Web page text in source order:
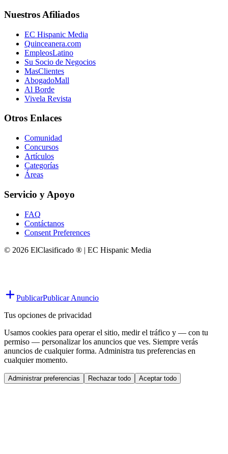
Nuestros Afiliados
EC Hispanic Media
Quinceanera.com
EmpleosLatino
Su Socio de Negocios
MasClientes
AbogadoMall
Al Borde
Vivela Revista
Otros Enlaces
Comunidad
Concursos
Artículos
Categorías
Áreas
Servicio y Apoyo
FAQ
Contáctanos
Consent Preferences
© 2026 ElClasificado ® | EC Hispanic Media
PublicarPublicar Anuncio
Tus opciones de privacidad
Usamos cookies para operar el sitio, medir el tráfico y — con tu
permiso — personalizar los anuncios que ves. Siempre verás
anuncios de cualquier forma. Administra tus preferencias en
cualquier momento.
Administrar preferencias Rechazar todo Aceptar todo